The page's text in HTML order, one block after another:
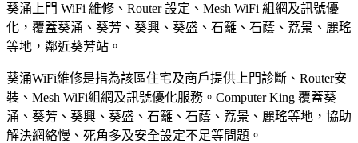
葵涌上門 WiFi 維修、Router 設定、Mesh WiFi 組網及訊號優
化，覆蓋葵涌、葵芳、葵興、葵盛、石籬、石蔭、荔景、麗瑤
等地，鄰近葵芳站。
葵涌WiFi維修是指為該區住宅及商戶提供上門診斷、Router安
裝、Mesh WiFi組網及訊號優化服務。Computer King 覆蓋葵
涌、葵芳、葵興、葵盛、石籬、石蔭、荔景、麗瑤等地，協助
解決網絡慢、死角多及安全設定不足等問題。